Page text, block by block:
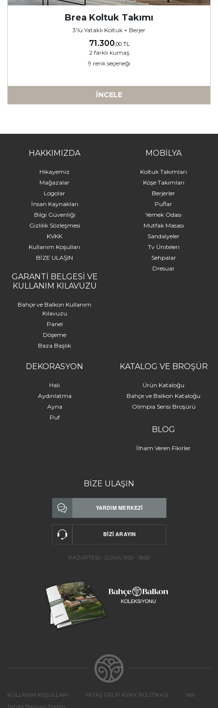
Brea Koltuk Takımı
3'lü Yataklı Koltuk + Berjer
71.300,00 TL
2 farklı kumaş
9 renk seçeneği
İNCELE
-
HAKKIMIZDA
Hikayemiz
Mağazalar
Logolar
İnsan Kaynakları
Bilgi Güvenliği
Gizlilik Sözleşmesi
KVKK
Kullanım Koşulları
BİZE ULAŞIN
GARANTİ BELGESİ VE
KULLANIM KILAVUZU
Bahçe ve Balkon Kullanım
Kılavuzu
Panel
Döşeme
Baza Başlık
MOBİLYA
Koltuk Takımları
Köşe Takımları
Berjerler
Puflar
Yemek Odası
Mutfak Masası
Sandalyeler
Tv Üniteleri
Sehpalar
Dresuar
DEKORASYON
Halı
Aydınlatma
Ayna
Puf
KATALOG VE BROŞÜR
Ürün Kataloğu
Bahçe ve Balkon Kataloğu
Olimpia Serisi Broşürü
BLOG
İlham Veren Fikirler
BİZE ULAŞIN
PAZARTESİ - CUMA: 9.00 - 18:00
KULLANIM KOŞULLARI YATAŞ GRUP KVKK POLİTİKASI
Veri
Sahibi Başvuru Formu